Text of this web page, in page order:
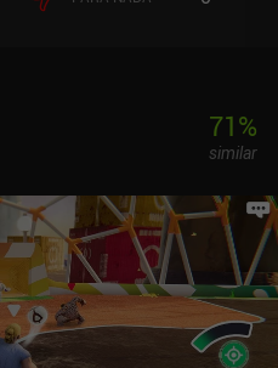
71%
similar